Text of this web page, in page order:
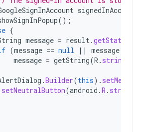
signedInAccount
();
{
message = result.getStatus
(message == null || message
message = getString(R . string
.Builder(this).
setNeutralButton(android .R . string